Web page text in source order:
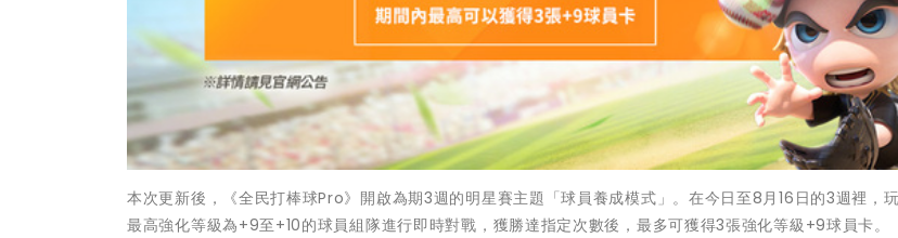
本次更新後，《全民打棒球Pro》開啟為期3週的明星賽主題「球員養成模式」。在今日至8月16日的3週裡，玩
最高強化等級為+9至+10的球員組隊進行即時對戰，獲勝達指定次數後，最多可獲得3張強化等級+9球員卡。